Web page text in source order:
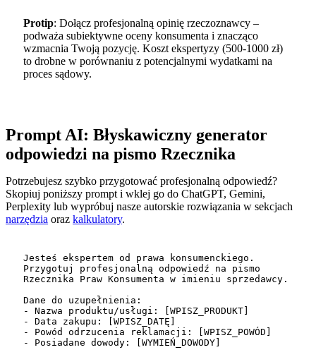
Protip: Dołącz profesjonalną opinię rzeczoznawcy –
podważa subiektywne oceny konsumenta i znacząco
wzmacnia Twoją pozycję. Koszt ekspertyzy (500-1000 zł)
to drobne w porównaniu z potencjalnymi wydatkami na
proces sądowy.
Prompt AI: Błyskawiczny generator
odpowiedzi na pismo Rzecznika
Potrzebujesz szybko przygotować profesjonalną odpowiedź?
Skopiuj poniższy prompt i wklej go do ChatGPT, Gemini,
Perplexity lub wypróbuj nasze autorskie rozwiązania w sekcjach
narzędzia oraz kalkulatory.
Jesteś ekspertem od prawa konsumenckiego.
Przygotuj profesjonalną odpowiedź na pismo
Rzecznika Praw Konsumenta w imieniu sprzedawcy.
Dane do uzupełnienia:
- Nazwa produktu/usługi: [WPISZ_PRODUKT]
- Data zakupu: [WPISZ_DATĘ]
- Powód odrzucenia reklamacji: [WPISZ_POWÓD]
- Posiadane dowody: [WYMIEŃ_DOWODY]